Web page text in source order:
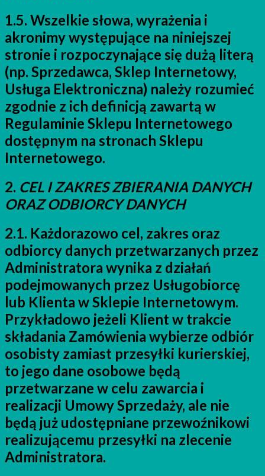
1.5. Wszelkie słowa, wyrażenia i
akronimy występujące na niniejszej
stronie i rozpoczynające się dużą literą
(np. Sprzedawca, Sklep Internetowy,
Usługa Elektroniczna) należy rozumieć
zgodnie z ich definicją zawartą w
Regulaminie Sklepu Internetowego
dostępnym na stronach Sklepu
Internetowego.
2. CEL I ZAKRES ZBIERANIA DANYCH
ORAZ ODBIORCY DANYCH
2.1. Każdorazowo cel, zakres oraz
odbiorcy danych przetwarzanych przez
Administratora wynika z działań
podejmowanych przez Usługobiorcę
lub Klienta w Sklepie Internetowym.
Przykładowo jeżeli Klient w trakcie
składania Zamówienia wybierze odbiór
osobisty zamiast przesyłki kurierskiej,
to jego dane osobowe będą
przetwarzane w celu zawarcia i
realizacji Umowy Sprzedaży, ale nie
będą już udostępniane przewoźnikowi
realizującemu przesyłki na zlecenie
Administratora.